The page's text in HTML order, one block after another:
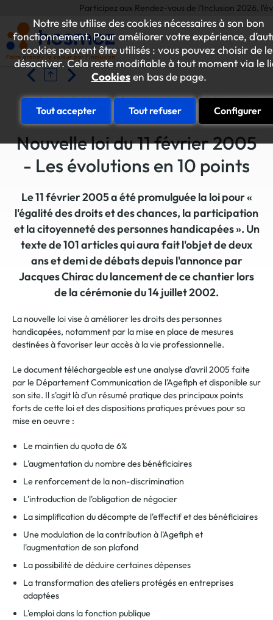
Notre site utilise des cookies nécessaires à son bon
fonctionnement. Pour améliorer votre expérience,
cookies peuvent être utilisés : vous pouvez choisir de
désactiver. Cela reste modifiable à tout moment via le
Cookiesen bas de page.
Tout accepter Tout refuser Configurer
Participez aux Rendez-vous de l'Inclusion 2026,
Accueil Hosmoz L'observatoire Informations
Nouvelle loi du 11 février 2005
- Les évolutions en 10 points
Le 11 février 2005 a été promulguée la loi pour «
l'égalité des droits et des chances, la participation
et la citoyenneté des personnes handicapées ». Un
texte de 101 articles qui aura fait l'objet de deux
ans et demi de débats depuis l'annonce par
Jacques Chirac du lancement de ce chantier lors
de la cérémonie du 14 juillet 2002.
La nouvelle loi vise à améliorer les droits des personnes
handicapées, notamment par la mise en place de mesures
destinées à favoriser leur accès à la vie professionnelle.
Le document téléchargeable est une analyse d'avril 2005 faite
par le Département Communication de l'Agefiph et disponible sur
son site. Il s'agit là d'un résumé pratique des principaux points
forts de cette loi et des dispositions pratiques prévues pour sa
mise en oeuvre :
Le maintien du quota de 6%
L'augmentation du nombre des bénéficiaires
Le renforcement de la non-discrimination
L'introduction de l'obligation de négocier
La simplification du décompte de l'effectif et des bénéficiaires
Une modulation de la contribution à l'Agefiph et
l'augmentation de son plafond
La possibilité de déduire certaines dépenses
La transformation des ateliers protégés en entreprises
adaptées
L'emploi dans la fonction publique